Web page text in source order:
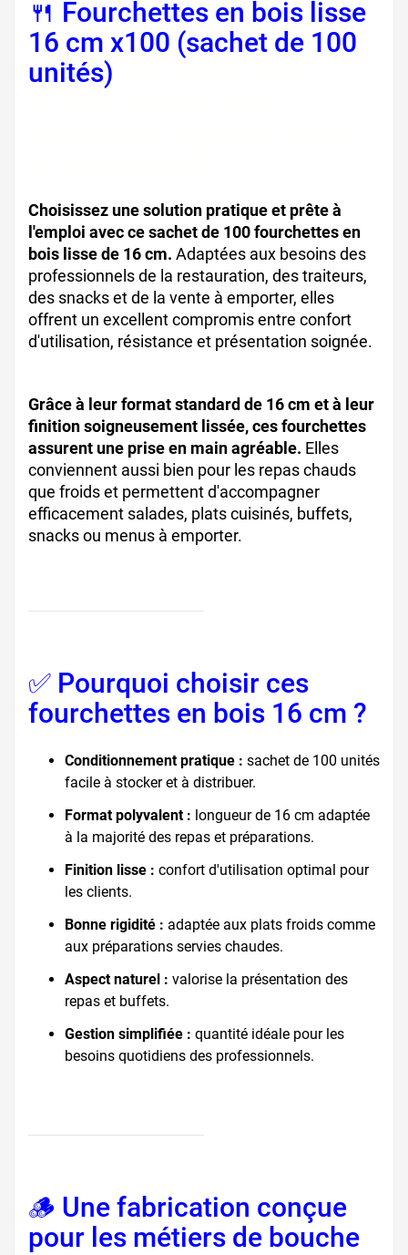
🍴 Fourchettes en bois lisse
16 cm x100 (sachet de 100
unités)
Choisissez une solution pratique et prête à
l'emploi avec ce sachet de 100 fourchettes en
bois lisse de 16 cm. Adaptées aux besoins des
professionnels de la restauration, des traiteurs,
des snacks et de la vente à emporter, elles
offrent un excellent compromis entre confort
d'utilisation, résistance et présentation soignée.
Grâce à leur format standard de 16 cm et à leur
finition soigneusement lissée, ces fourchettes
assurent une prise en main agréable. Elles
conviennent aussi bien pour les repas chauds
que froids et permettent d'accompagner
efficacement salades, plats cuisinés, buffets,
snacks ou menus à emporter.
✅ Pourquoi choisir ces
fourchettes en bois 16 cm ?
Conditionnement pratique : sachet de 100 unités
facile à stocker et à distribuer.
Format polyvalent : longueur de 16 cm adaptée
à la majorité des repas et préparations.
Finition lisse : confort d'utilisation optimal pour
les clients.
Bonne rigidité : adaptée aux plats froids comme
aux préparations servies chaudes.
Aspect naturel : valorise la présentation des
repas et buffets.
Gestion simplifiée : quantité idéale pour les
besoins quotidiens des professionnels.
🪵 Une fabrication conçue
pour les métiers de bouche